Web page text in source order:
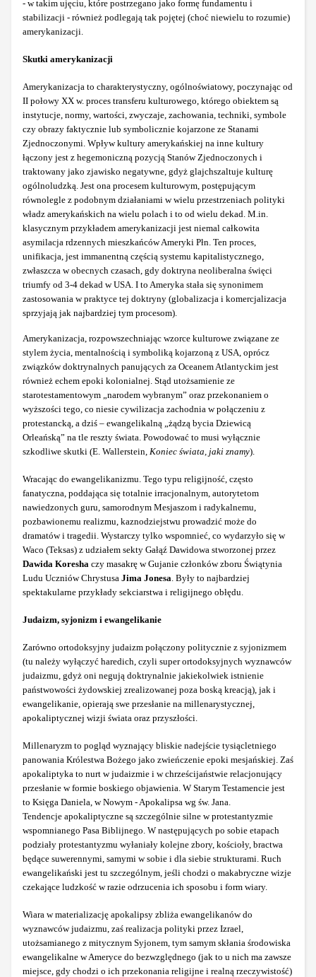
- w takim ujęciu, które postrzegano jako formę fundamentu i
stabilizacji - również podlegają tak pojętej (choć niewielu to rozumie)
amerykanizacji.
Skutki amerykanizacji
Amerykanizacja to charakterystyczny, ogólnoświatowy, poczynając od
II połowy XX w. proces transferu kulturowego, którego obiektem są
instytucje, normy, wartości, zwyczaje, zachowania, techniki, symbole
czy obrazy faktycznie lub symbolicznie kojarzone ze Stanami
Zjednoczonymi. Wpływ kultury amerykańskiej na inne kultury
łączony jest z hegemoniczną pozycją Stanów Zjednoczonych i
traktowany jako zjawisko negatywne, gdyż glajchszaltuje kulturę
ogólnoludzką. Jest ona procesem kulturowym, postępującym
równolegle z podobnym działaniami w wielu przestrzeniach polityki
władz amerykańskich na wielu polach i to od wielu dekad. M.in.
klasycznym przykładem amerykanizacji jest niemal całkowita
asymilacja rdzennych mieszkańców Ameryki Płn. Ten proces,
unifikacja, jest immanentną częścią systemu kapitalistycznego,
zwłaszcza w obecnych czasach, gdy doktryna neoliberalna święci
triumfy od 3-4 dekad w USA. I to Ameryka stała się synonimem
zastosowania w praktyce tej doktryny (globalizacja i komercjalizacja
sprzyjają jak najbardziej tym procesom).
Amerykanizacja, rozpowszechniając wzorce kulturowe związane ze
stylem życia, mentalnością i symboliką kojarzoną z USA, oprócz
związków doktrynalnych panujących za Oceanem Atlantyckim jest
również echem epoki kolonialnej. Stąd utożsamienie ze
starotestamentowym „narodem wybranym” oraz przekonaniem o
wyższości tego, co niesie cywilizacja zachodnia w połączeniu z
protestancką, a dziś – ewangelikalną „żądzą bycia Dziewicą
Orleańską” na tle reszty świata. Powodować to musi wyłącznie
szkodliwe skutki (E. Wallerstein, Koniec świata, jaki znamy).
Wracając do ewangelikanizmu. Tego typu religijność, często
fanatyczna, poddająca się totalnie irracjonalnym, autorytetom
nawiedzonych guru, samorodnym Mesjaszom i radykalnemu,
pozbawionemu realizmu, kaznodziejstwu prowadzić może do
dramatów i tragedii. Wystarczy tylko wspomnieć, co wydarzyło się w
Waco (Teksas) z udziałem sekty Gałąź Dawidowa stworzonej przez
Dawida Koresha czy masakrę w Gujanie członków zboru Świątynia
Ludu Uczniów Chrystusa Jima Jonesa . Były to najbardziej
spektakularne przykłady sekciarstwa i religijnego obłędu.
Judaizm, syjonizm i ewangelikanie
Zarówno ortodoksyjny judaizm połączony politycznie z syjonizmem
(tu należy wyłączyć haredich, czyli super ortodoksyjnych wyznawców
judaizmu, gdyż oni negują doktrynalnie jakiekolwiek istnienie
państwowości żydowskiej zrealizowanej poza boską kreacją), jak i
ewangelikanie, opierają swe przesłanie na millenarystycznej,
apokaliptycznej wizji świata oraz przyszłości.
Millenaryzm to pogląd wyznający bliskie nadejście tysiącletniego
panowania Królestwa Bożego jako zwieńczenie epoki mesjańskiej. Zaś
apokaliptyka to nurt w judaizmie i w chrześcijaństwie relacjonujący
przesłanie w formie boskiego objawienia. W Starym Testamencie jest
to Księga Daniela, w Nowym - Apokalipsa wg św. Jana.
Tendencje apokaliptyczne są szczególnie silne w protestantyzmie
wspomnianego Pasa Biblijnego. W następujących po sobie etapach
podziały protestantyzmu wyłaniały kolejne zbory, kościoły, bractwa
będące suwerennymi, samymi w sobie i dla siebie strukturami. Ruch
ewangelikański jest tu szczególnym, jeśli chodzi o makabryczne wizje
czekające ludzkość w razie odrzucenia ich sposobu i form wiary.
Wiara w materializację apokalipsy zbliża ewangelikanów do
wyznawców judaizmu, zaś realizacja polityki przez Izrael,
utożsamianego z mitycznym Syjonem, tym samym skłania środowiska
ewangelikalne w Ameryce do bezwzględnego (jak to u nich ma zawsze
miejsce, gdy chodzi o ich przekonania religijne i realną rzeczywistość)